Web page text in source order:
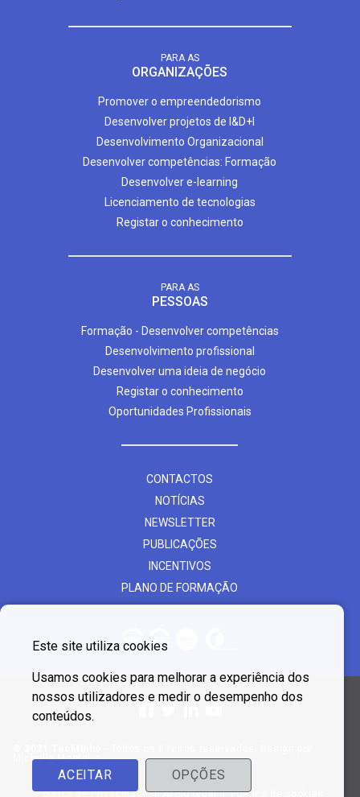
PARA AS
ORGANIZAÇÕES
Promover o empreendedorismo
Desenvolver projetos de I&D+I
Desenvolvimento Organizacional
Desenvolver competências: Formação
Desenvolver e-learning
Licenciamento de tecnologias
Registar o conhecimento
PARA AS
PESSOAS
Formação - Desenvolver competências
Desenvolvimento profissional
Desenvolver uma ideia de negócio
Registar o conhecimento
Oportunidades Profissionais
CONTACTOS
NOTÍCIAS
NEWSLETTER
PUBLICAÇÕES
INCENTIVOS
PLANO DE FORMAÇÃO
Michelle Monteiro
Política de Privacidade Aviso legal Política de cookies
Este site utiliza cookies
Usamos cookies para melhorar a experiência dos
nossos utilizadores e medir o desempenho dos
conteúdos.
ACEITAR OPÇÕES